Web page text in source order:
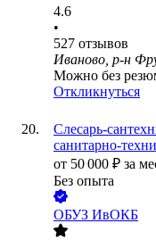
4.6
•
527 отзывов
Иваново, р-н
Можно без
Откликнуться
Слесарь-
санитарно-
от 50 000 ₽ за
Без опыта
ОБУЗ ИвОКБ